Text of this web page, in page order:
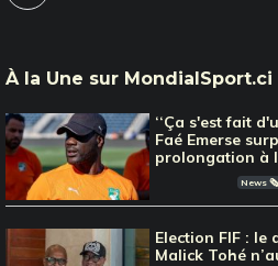
À la Une sur MondialSport.ci
‘‘Ça s'est fait
Faé Emerse
prolongation à
News 🗞️
Election FIF :
Malick Tohé